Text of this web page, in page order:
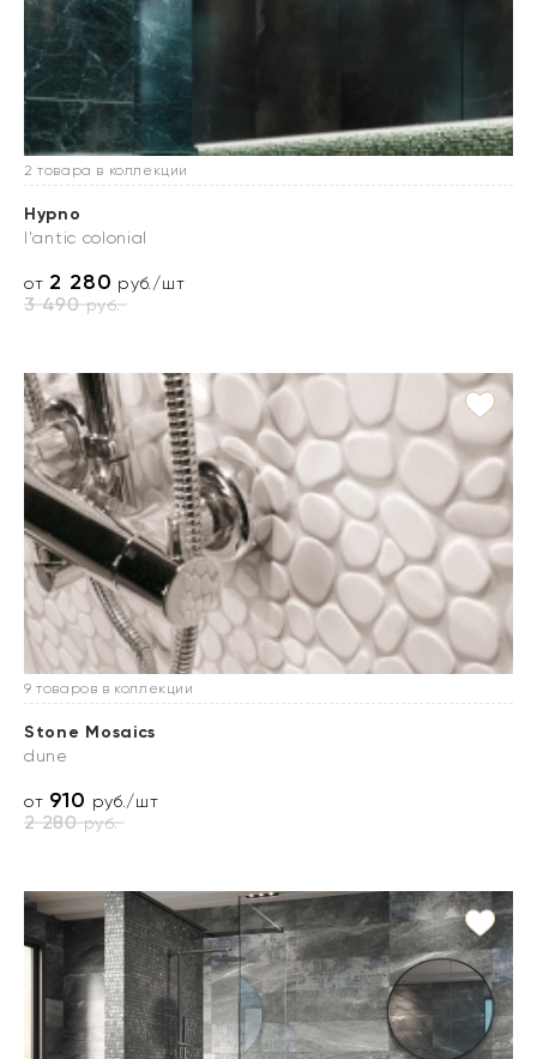
2 товара в коллекции
Hypno
l'antic colonial
от 2 280 руб./шт
3 490руб.
9 товаров в коллекции
Stone Mosaics
dune
от 910 руб./шт
2 280руб.